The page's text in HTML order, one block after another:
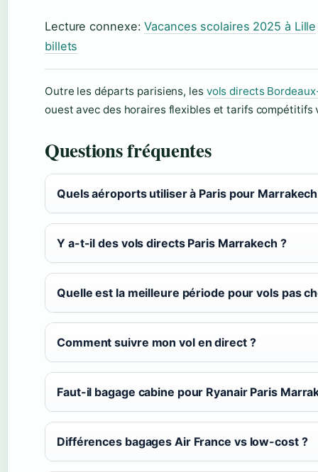
Lecture connexe:Vacances scolaires 2025 à Lille
billets
Outre les départs parisiens, les vols directs
ouest avec des horaires flexibles et tarifs compétitifs
Questions fréquentes
Quels aéroports utiliser à Paris pour
Y a-t-il des vols directs Paris Marrakech ?
Quelle est la meilleure période pour vols pas
Comment suivre mon vol en direct ?
Faut-il bagage cabine pour Ryanair Paris
Différences bagages Air France vs low-cost ?